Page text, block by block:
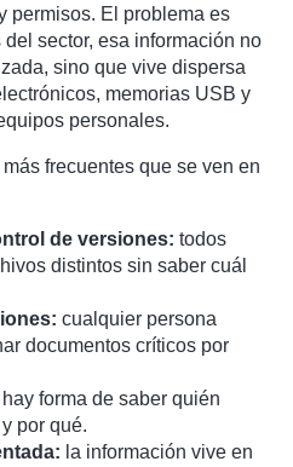
permisos. El problema es
sector, esa información no
sino que vive dispersa
memorias USB y
personales.
frecuentes que se ven en
de versiones: todos
distintos sin saber cuál
cualquier persona
documentos críticos por
forma de saber quién
por qué.
la información vive en